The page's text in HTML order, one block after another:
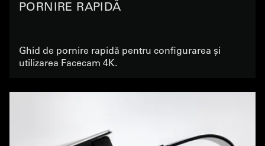
PORNIRE RAPIDĂ
Ghid de pornire rapidă pentru configurarea și
utilizarea Facecam 4K.